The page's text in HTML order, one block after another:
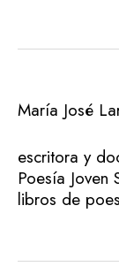
María José
escritora y
Poesía
libros de